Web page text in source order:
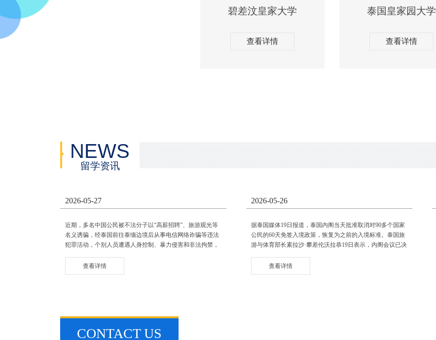
碧差汶皇家大学
查看详情
泰国皇家园大学
查看详情
NEWS
留学资讯
2026-05-27
近期，多名中国公民被不法分子以“高薪招聘”、旅游观光等
名义诱骗，经泰国前往泰缅边境后从事电信网络诈骗等违法
犯罪活动，个别人员遭遇人身控制、暴力侵害和非法拘禁，
中国公民务必强化风险意识，加强安全防范，远离非法活
动，确保人身和财产安全：一、提高警惕，防范诈骗切勿轻
查看详情
2026-05-26
据泰国媒体19日报道，泰国内阁当天批准取消对90多个国家
公民的60天免签入境政策，恢复为之前的入境标准。泰国旅
游与体育部长素拉沙·攀差伦沃拉恭19日表示，内阁会议已决
右。签证政策委员会此后将针对各国进行单独审查，并考虑
安全和经济因素来制定新的免签政策。2024年7......
查看详情
CONTACT US